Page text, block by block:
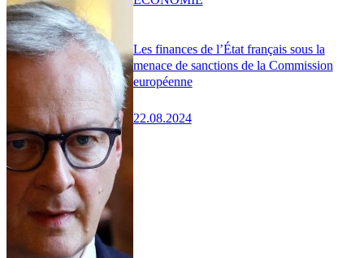
Les finances de l’État français sous la
menace de sanctions de la Commission
européenne
22.08.2024